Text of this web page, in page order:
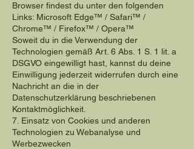
Browser findest du unter den folgenden
Links: Microsoft Edge™ / Safari™ /
Chrome™ / Firefox™ / Opera™
Soweit du in die Verwendung der
Technologien gemäß Art. 6 Abs. 1 S. 1 lit. a
DSGVO eingewilligt hast, kannst du deine
Einwilligung jederzeit widerrufen durch eine
Nachricht an die in der
Datenschutzerklärung beschriebenen
Kontaktmöglichkeit.
7. Einsatz von Cookies und anderen
Technologien zu Webanalyse und
Werbezwecken